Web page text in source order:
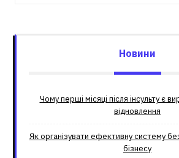
Новини
Чому перші місяці після інсульту є
відновлення
Як організувати ефективну систему
бізнесу